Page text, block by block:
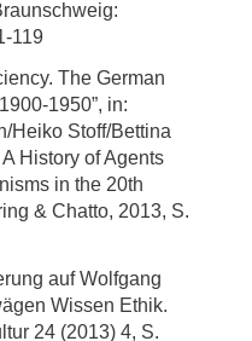
119
The German
1950”, in:
Heiko Stoff/Bettina
History of Agents
in the 20th
& Chatto, 2013, S.
auf Wolfgang
Wissen Ethik.
24 (2013) 4, S.